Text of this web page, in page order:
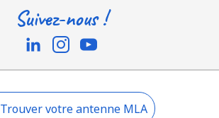
Suivez-nous !
Trouver votre antenne MLA